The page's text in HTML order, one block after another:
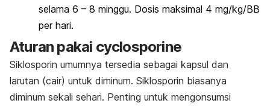
selama 6 – 8 minggu. Dosis maksimal 4 mg/kg/BB
per hari.
Aturan pakai cyclosporine
Siklosporin umumnya tersedia sebagai kapsul dan
larutan (cair) untuk diminum. Siklosporin biasanya
diminum sekali sehari. Penting untuk mengonsumsi